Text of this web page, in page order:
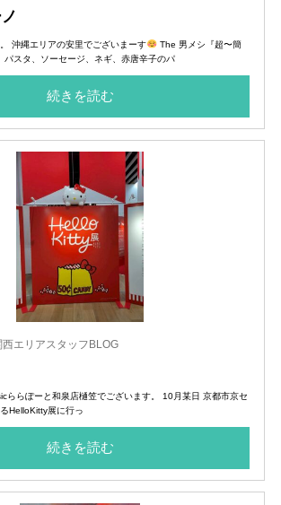
沖縄エリアの安里でございまーす
The 男メシ『超〜簡
パスタ、ソーセージ、ネギ、赤唐辛子のパ
続きを読む
西エリアスタッフBLOG
ららぽーと和泉店樋笠でございます。 10月某日 京都市京セ
HelloKitty展に行っ
続きを読む